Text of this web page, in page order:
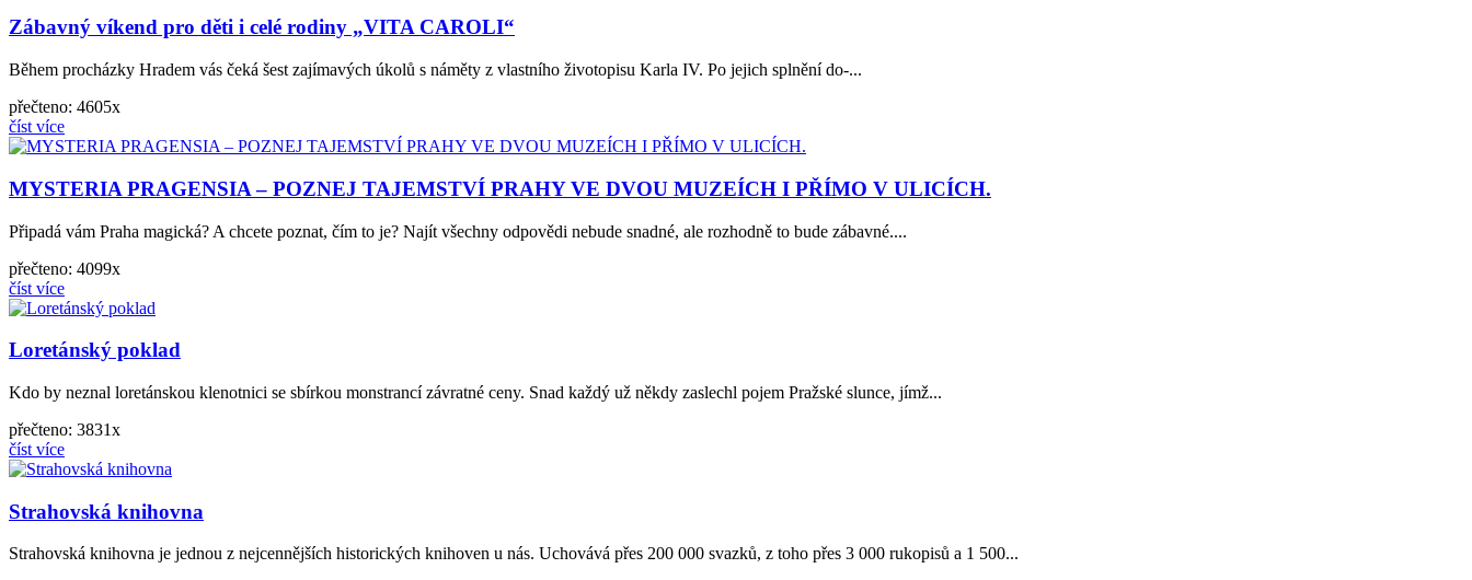
Zábavný víkend pro děti i celé rodiny „VITA CAROLI“
Během procházky Hradem vás čeká šest zajímavých úkolů s náměty z vlastního životopisu Karla IV. Po jejich splnění do-...
přečteno: 4605x
číst více
MYSTERIA PRAGENSIA – POZNEJ TAJEMSTVÍ PRAHY VE DVOU MUZEÍCH I PŘÍMO V ULICÍCH.
Připadá vám Praha magická? A chcete poznat, čím to je? Najít všechny odpovědi nebude snadné, ale rozhodně to bude zábavné....
přečteno: 4099x
číst více
Loretánský poklad
Kdo by neznal loretánskou klenotnici se sbírkou monstrancí závratné ceny. Snad každý už někdy zaslechl pojem Pražské slunce, jímž...
přečteno: 3831x
číst více
Strahovská knihovna
Strahovská knihovna je jednou z nejcennějších historických knihoven u nás. Uchovává přes 200 000 svazků, z toho přes 3 000 rukopisů a 1 500...